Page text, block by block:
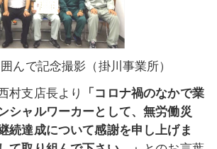
んで記念撮影（掛川事業所）
村支店長より
「コロナ禍のなかで業
シャルワーカーとして、無労働災
続達成について感謝を申し上げま